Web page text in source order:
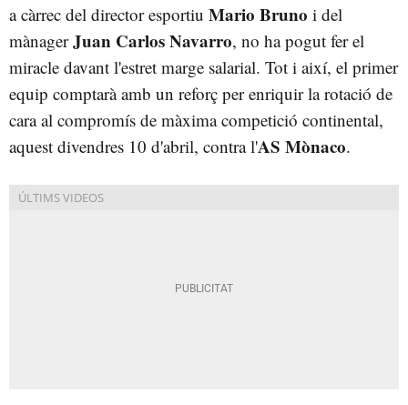
a càrrec del director esportiu Mario Bruno i del
mànagerJuan Carlos Navarro, no ha pogut fer el
miracle davant l'estret marge salarial. Tot i així, el primer
equip comptarà amb un reforç per enriquir la rotació de
cara al compromís de màxima competició continental,
aquest divendres 10 d'abril, contra l'AS Mònaco.